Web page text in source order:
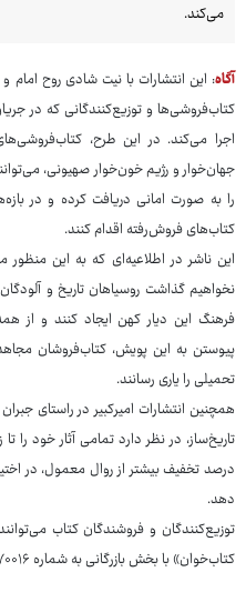
می‌کند.
آگاه: این انتشارات با نیت شادی روح
کتاب‌فروشی‌ها و توزیع‌کنندگانی که در
اجرا می‌کند. در این طرح،
جهان‌خوار و رژیم خون‌خوار صهیونی،
را به صورت امانی دریافت کرده و در
کتاب‌های فروش‌رفته اقدام کنند.
این ناشر در اطلاعیه‌ای که به این
نخواهیم گذاشت روسیاهان تاریخ و
فرهنگ این دیار کهن ایجاد کنند و از
پیوستن به این پویش، کتاب‌فروشان
تحمیلی را یاری رسانند.
همچنین انتشارات امیرکبیر در راستای
تاریخ‌ساز، در نظر دارد تمامی آثار خود را تا
درصد تخفیف بیشتر از روال معمول، در
دهد.
توزیع‌کنندگان و فروشندگان کتاب
کتاب‌خوان» با بخش بازرگانی به شماره ۰۲۱۶۶۴۷۰۰۱۶ تماس بگیرند.